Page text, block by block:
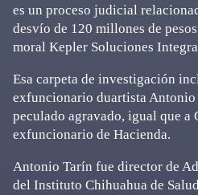
es un proceso judicial
desvío de 120 millones de
moral Kepler Soluciones
Esa carpeta de investigación
exfuncionario duartista
peculado agravado, igual que a
exfuncionario de Hacienda.
Antonio Tarín fue director de
del Instituto Chihuahua de